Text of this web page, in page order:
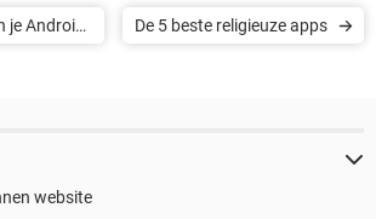
je Android-
De 5 beste religieuze apps
website